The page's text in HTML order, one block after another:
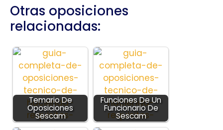
Otras oposiciones
relacionadas:
Temario De
Oposiciones
Sescam
Funciones De Un
Funcionario De
Sescam